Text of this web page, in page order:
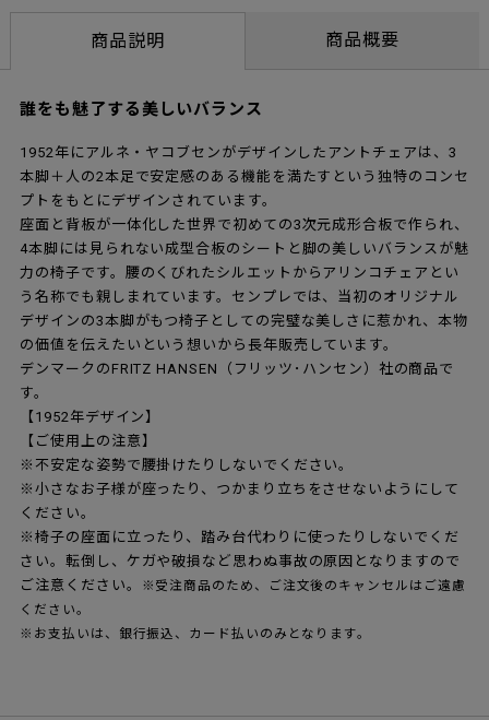
商品説明 商品概要
誰をも魅了する美しいバランス
1952年にアルネ・ヤコブセンがデザインしたアントチェアは、3
本脚＋人の2本足で安定感のある機能を満たすという独特のコンセ
プトをもとにデザインされています。
座面と背板が一体化した世界で初めての3次元成形合板で作られ、
4本脚には見られない成型合板のシートと脚の美しいバランスが魅
力の椅子です。腰のくびれたシルエットからアリンコチェアとい
う名称でも親しまれています。センプレでは、当初のオリジナル
デザインの3本脚がもつ椅子としての完璧な美しさに惹かれ、本物
の価値を伝えたいという想いから長年販売しています。
デンマークのFRITZ HANSEN（フリッツ･ハンセン）社の商品で
す。
【1952年デザイン】
【ご使用上の注意】
※不安定な姿勢で腰掛けたりしないでください。
※小さなお子様が座ったり、つかまり立ちをさせないようにして
ください。
※椅子の座面に立ったり、踏み台代わりに使ったりしないでくだ
さい。転倒し、ケガや破損など思わぬ事故の原因となりますので
ご注意ください。
※受注商品のため、ご注文後のキャンセルはご遠慮
ください。
※お支払いは、銀行振込、カード払いのみとなります。